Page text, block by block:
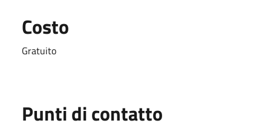
Costo
Gratuito
Punti di contatto